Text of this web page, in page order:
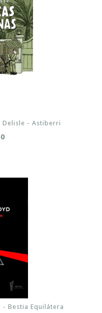
Delisle - Astiberri
Bestia Equilátera